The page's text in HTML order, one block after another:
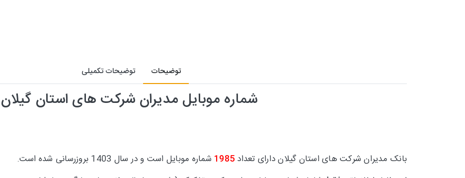
توضیحات توضیحات تکمیلی
شماره موبایل مدیران شرکت های استان گیلان
بانک مدیران شرکت های استان گیلان دارای تعداد1985 شماره موبایل است و در سال 1403 بروزرسانی شده است.